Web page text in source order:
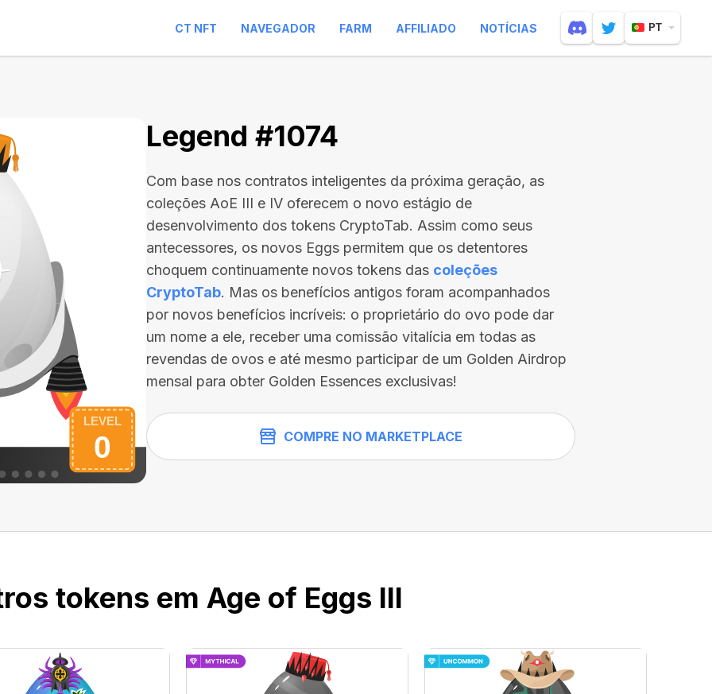
CT NFT NAVEGADOR FARM AFFILIADO NOTÍCIAS PT
Legend #1074
Com base nos contratos inteligentes da próxima geração, as
coleções AoE III e IV oferecem o novo estágio de
desenvolvimento dos tokens CryptoTab. Assim como seus
antecessores, os novos Eggs permitem que os detentores
choquem continuamente novos tokens das coleções
CryptoTab. Mas os benefícios antigos foram acompanhados
por novos benefícios incríveis: o proprietário do ovo pode dar
um nome a ele, receber uma comissão vitalícia em todas as
revendas de ovos e até mesmo participar de um Golden Airdrop
mensal para obter Golden Essences exclusivas!
COMPRE NO MARKETPLACE
tokens em Age of Eggs III